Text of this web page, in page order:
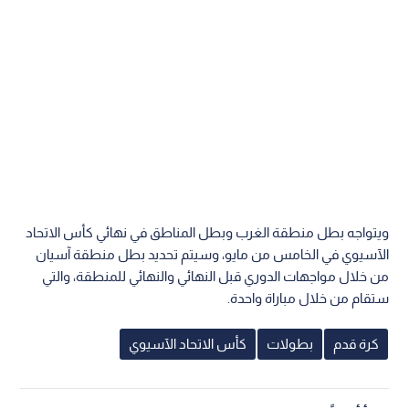
ويتواجه بطل منطقة الغرب وبطل المناطق في نهائي كأس الاتحاد
الآسيوي في الخامس من مايو، وسيتم تحديد بطل منطقة آسيان
من خلال مواجهات الدوري قبل النهائي والنهائي للمنطقة، والتي
ستقام من خلال مباراة واحدة.
كرة قدم بطولات كأس الاتحاد الآسيوي